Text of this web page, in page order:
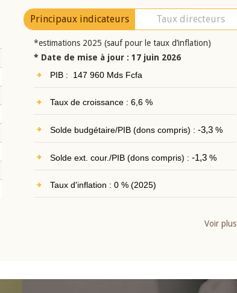
Principaux indicateurs Taux directeurs
*estimations 2025 (sauf pour le taux d’inflation)
* Date de mise à jour : 17 juin 2026
PIB : 147 960 Mds Fcfa
Taux de croissance : 6,6 %
Solde budgétaire/PIB (dons compris) : -3,3%
Solde ext. cour./PIB (dons compris) : -1,3%
Taux d'inflation : 0 % (2025)
Voir plus